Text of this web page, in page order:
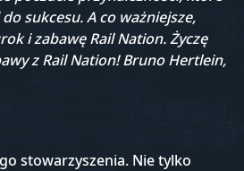
sukcesu. A co ważniejsze,
i zabawę Rail Nation. Życzę
z Rail Nation! Bruno Hertlein,
stowarzyszenia. Nie tylko